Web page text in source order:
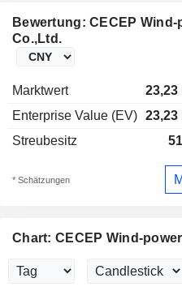
Bewertung: CECEP
Co.,Ltd.
Marktwert 23,23
Enterprise Value (EV) 23,23
Streubesitz
* Schätzungen
Chart: CECEP Wind-